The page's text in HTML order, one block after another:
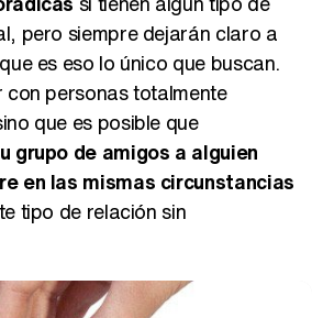
pero siempre dejarán claro a
es eso lo único que buscan.
con personas totalmente
que es posible que
grupo de amigos a alguien
en las mismas circunstancias
tipo de relación sin